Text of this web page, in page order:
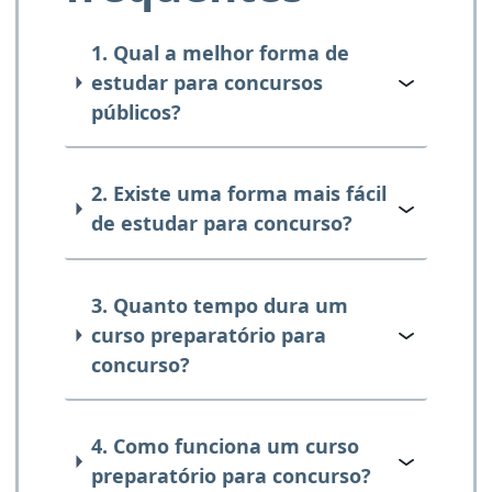
1. Qual a melhor forma de
estudar para concursos
públicos?
2. Existe uma forma mais fácil
de estudar para concurso?
3. Quanto tempo dura um
curso preparatório para
concurso?
4. Como funciona um curso
preparatório para concurso?